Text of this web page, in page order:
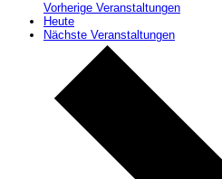
Vorherige Veranstaltungen
Heute
Nächste Veranstaltungen